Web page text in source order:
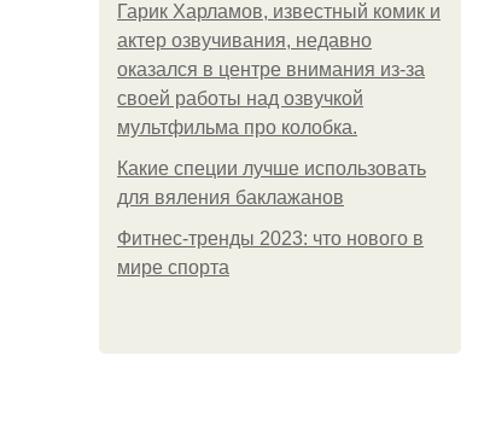
Гарик Харламов, известный комик и
актер озвучивания, недавно
оказался в центре внимания из-за
своей работы над озвучкой
мультфильма про колобка.
Какие специи лучше использовать
для вяления баклажанов
Фитнес-тренды 2023: что нового в
мире спорта